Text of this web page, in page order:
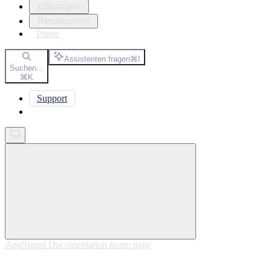
Preise
Suchen...
⌘K
Assistenten fragen⌘I
Support
AppSignal Documentation home page